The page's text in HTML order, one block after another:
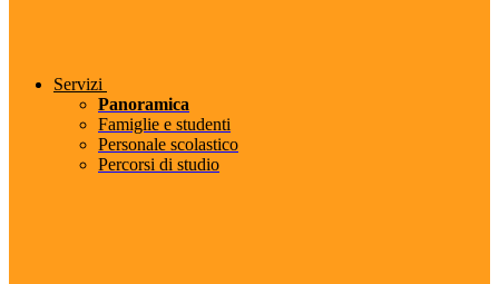
Servizi
Panoramica
Famiglie e studenti
Personale scolastico
Percorsi di studio